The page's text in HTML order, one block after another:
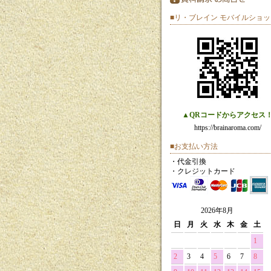
■リ・ブレイン モバイルショ
▲QRコードからアクセス
https://brainaroma.com/
■お支払い方法
・代金引換
・クレジットカード
2026年8月
日
月 火 水 木 金
土
1
2
3 4 5 6 7
8